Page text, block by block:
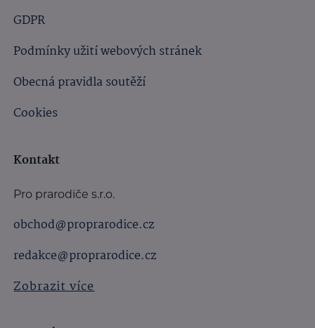
GDPR
Podmínky užití webových stránek
Obecná pravidla soutěží
Cookies
Kontakt
Pro prarodiče s.r.o.
obchod@proprarodice.cz
redakce@proprarodice.cz
Zobrazit více